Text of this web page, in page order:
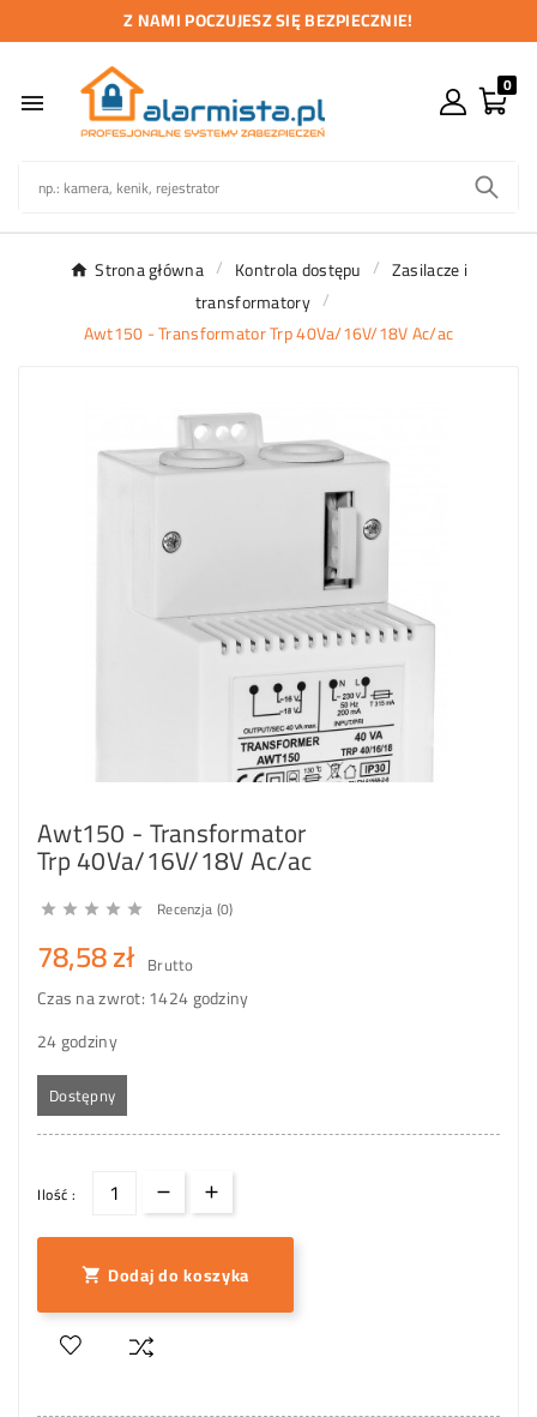
Z NAMI POCZUJESZ SIĘ BEZPIECZNIE!

0
Strona główna Kontrola dostępu
Zasilacze i
transformatory
Awt150 - Transformator Trp 40Va/16V/18V Ac/ac
Awt150 - Transformator
Trp 40Va/16V/18V Ac/ac
     Recenzja (0)
78,58 zł Brutto
Czas na zwrot: 1424 godziny
24 godziny
Dostępny
Ilość :
 Dodaj do koszyka